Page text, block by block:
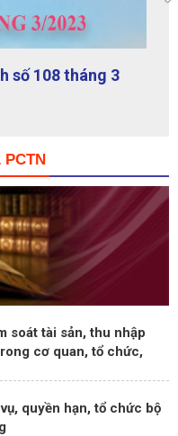
số 108 tháng 3
soát tài sản, thu nhập
quyền hạn, tổ chức bộ
2019 về chức năng,